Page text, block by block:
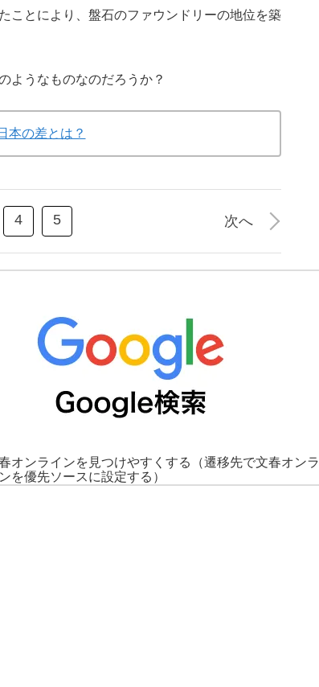
ことにより、盤石のファウンドリーの地位を築
ようなものなのだろうか？
本の差とは？
4 5 次へ
オンラインを見つけやすくする
（遷移先で文春オンラ
を優先ソースに設定する）